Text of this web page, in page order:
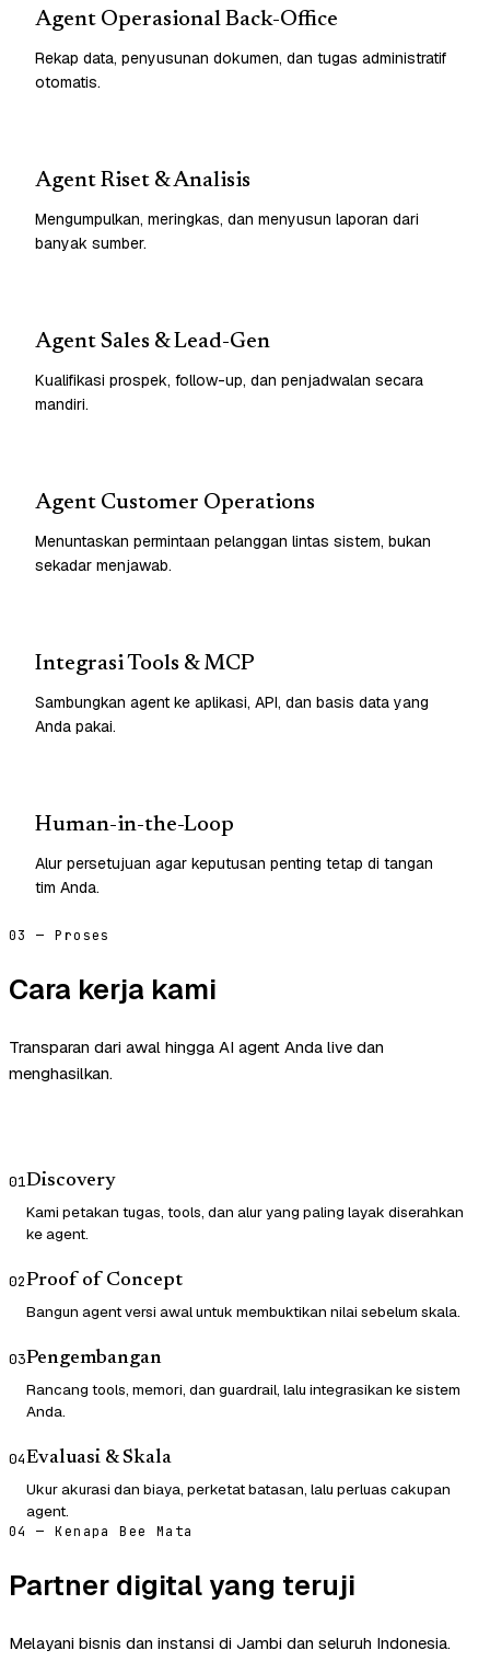
Agent Operasional Back-Office
Rekap data, penyusunan dokumen, dan tugas administratif
otomatis.
Agent Riset & Analisis
Mengumpulkan, meringkas, dan menyusun laporan dari
banyak sumber.
Agent Sales & Lead-Gen
Kualifikasi prospek, follow-up, dan penjadwalan secara
mandiri.
Agent Customer Operations
Menuntaskan permintaan pelanggan lintas sistem, bukan
sekadar menjawab.
Integrasi Tools & MCP
Sambungkan agent ke aplikasi, API, dan basis data yang
Anda pakai.
Human-in-the-Loop
Alur persetujuan agar keputusan penting tetap di tangan
tim Anda.
03 — Proses
Cara kerja kami
Transparan dari awal hingga AI agent Anda live dan
menghasilkan.
01Discovery
Kami petakan tugas, tools, dan alur yang paling layak diserahkan
ke agent.
02Proof of Concept
Bangun agent versi awal untuk membuktikan nilai sebelum skala.
03Pengembangan
Rancang tools, memori, dan guardrail, lalu integrasikan ke sistem
Anda.
04Evaluasi & Skala
Ukur akurasi dan biaya, perketat batasan, lalu perluas cakupan
agent.
04 — Kenapa Bee Mata
Partner digital yang teruji
Melayani bisnis dan instansi di Jambi dan seluruh Indonesia.